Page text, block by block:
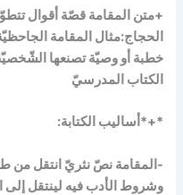
+متن المقامة قصّة أقوال تتطوّر
الكتاب المدرسيّ
*+*أساليب الكتابة:
-المقامة نصّ نثريّ انتقل من
وشروط الأدب فيه لينتقل إلى